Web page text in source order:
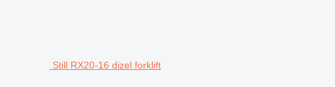
Still RX20-16 dizel forklift